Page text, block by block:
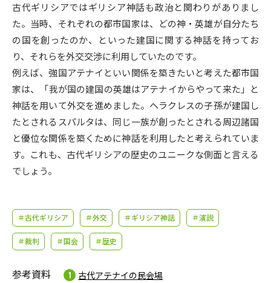
併願校選び 受験スケジュールを立てよう
先輩が入学を決めた理由 テレメール全国一斉進学調査
新生活お役立ちガイド
学問発見 学問検索
学問のミニ講義「夢ナビ講義」 学問分野解説
学問の教科書
古代ギリシアではギリシア神話も政治と関わりがありまし
た。当時、それぞれの都市国家は、どの神・英雄が自分たち
の国を創ったのか、といった建国に関する神話を持ってお
り、それらを外交交渉に利用していたのです。
例えば、強国アテナイといい関係を築きたいと考えた都市国
家は、「我が国の建国の英雄はアテナイからやって来た」と
神話を用いて外交を進めました。ヘラクレスの子孫が建国し
たとされるスパルタは、同じ一族が創ったとされる周辺諸国
と優位な関係を築くために神話を利用したと考えられていま
す。これも、古代ギリシアの歴史のユニークな側面と言える
でしょう。
＃古代ギリシア ＃外交 ＃ギリシア神話 ＃演説
＃裁判 ＃国会 ＃歴史
参考資料
古代アテナイの民会場